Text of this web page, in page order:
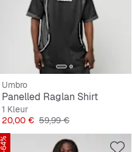
Umbro
Panelled Raglan Shirt
1 Kleur
Prijs
20,00 € Originele Prijs
59,99 €
-64%